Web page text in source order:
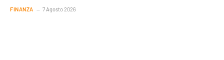
FINANZA 7 Agosto 2026